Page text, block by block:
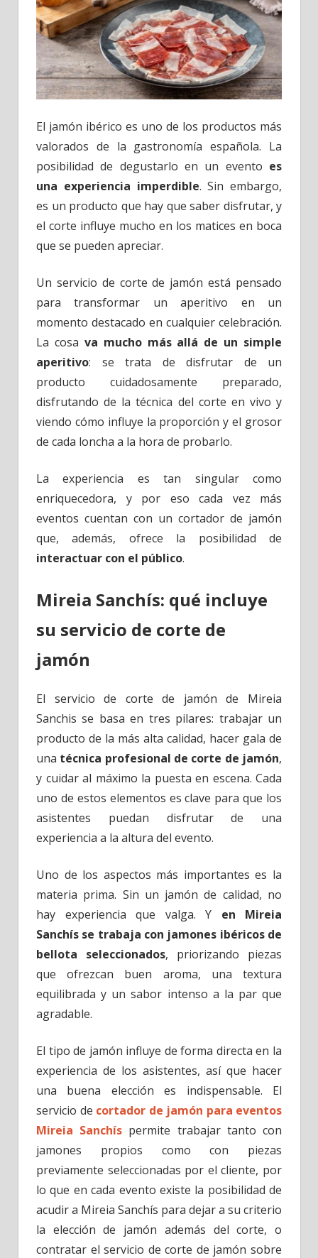
El jamón ibérico es uno de los productos más
valorados de la gastronomía española. La
posibilidad de degustarlo en un evento es
una experiencia imperdible. Sin embargo,
es un producto que hay que saber disfrutar, y
el corte influye mucho en los matices en boca
que se pueden apreciar.
Un servicio de corte de jamón está pensado
para transformar un aperitivo en un
momento destacado en cualquier celebración.
La cosa va mucho más allá de un simple
aperitivo: se trata de disfrutar de un
producto cuidadosamente preparado,
disfrutando de la técnica del corte en vivo y
viendo cómo influye la proporción y el grosor
de cada loncha a la hora de probarlo.
La experiencia es tan singular como
enriquecedora, y por eso cada vez más
eventos cuentan con un cortador de jamón
que, además, ofrece la posibilidad de
interactuar con el público.
Mireia Sanchís: qué incluye
su servicio de corte de
jamón
El servicio de corte de jamón de Mireia
Sanchis se basa en tres pilares: trabajar un
producto de la más alta calidad, hacer gala de
una técnica profesional de corte de jamón,
y cuidar al máximo la puesta en escena. Cada
uno de estos elementos es clave para que los
asistentes puedan disfrutar de una
experiencia a la altura del evento.
Uno de los aspectos más importantes es la
materia prima. Sin un jamón de calidad, no
hay experiencia que valga. Y en Mireia
Sanchís se trabaja con jamones ibéricos de
bellota seleccionados, priorizando piezas
que ofrezcan buen aroma, una textura
equilibrada y un sabor intenso a la par que
agradable.
El tipo de jamón influye de forma directa en la
experiencia de los asistentes, así que hacer
una buena elección es indispensable. El
servicio de cortador de jamón para eventos
Mireia Sanchís permite trabajar tanto con
jamones propios como con piezas
previamente seleccionadas por el cliente, por
lo que en cada evento existe la posibilidad de
acudir a Mireia Sanchís para dejar a su criterio
la elección de jamón además del corte, o
contratar el servicio de corte de jamón sobre